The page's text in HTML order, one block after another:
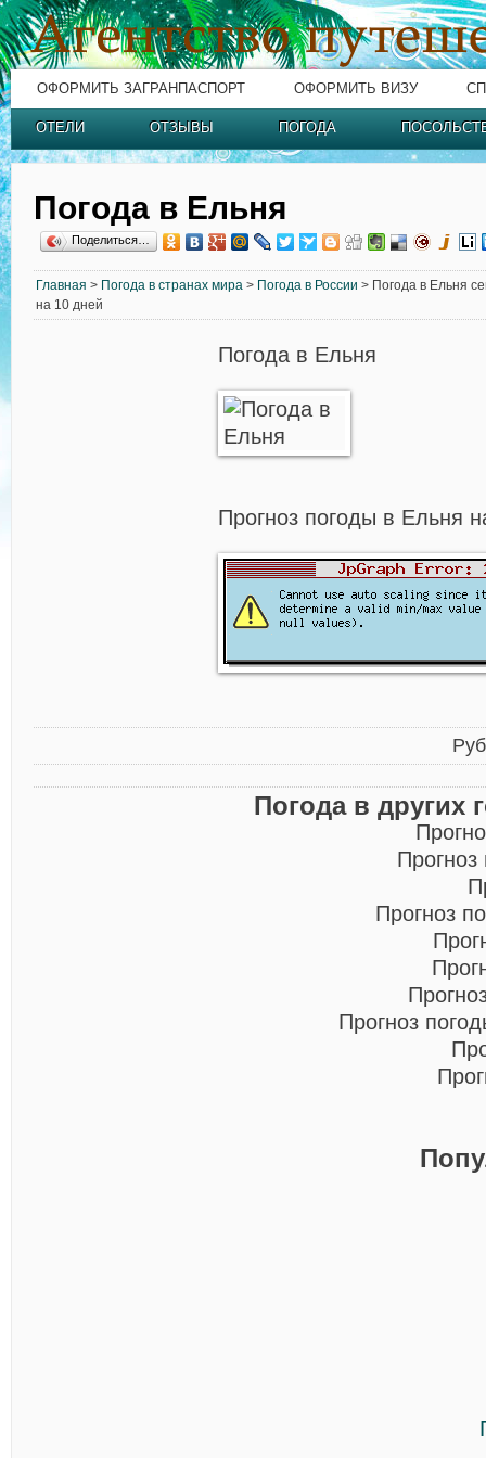
ОФОРМИТЬ ЗАГРАНПАСПОРТ ОФОРМИТЬ ВИЗУ
ОТЕЛИ ОТЗЫВЫ ПОГОДА
Погода в Ельня
Поделиться…
Главная > Погода в странах мира > Погода в России > Погода в Ельня
на 10 дней
Погода в Ельня
Прогноз погоды в Ельня
Погода в других
Прогноз
Прогноз